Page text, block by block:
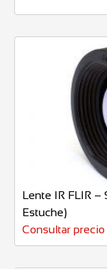
Lente IR FLIR –
Estuche)
Consultar precio